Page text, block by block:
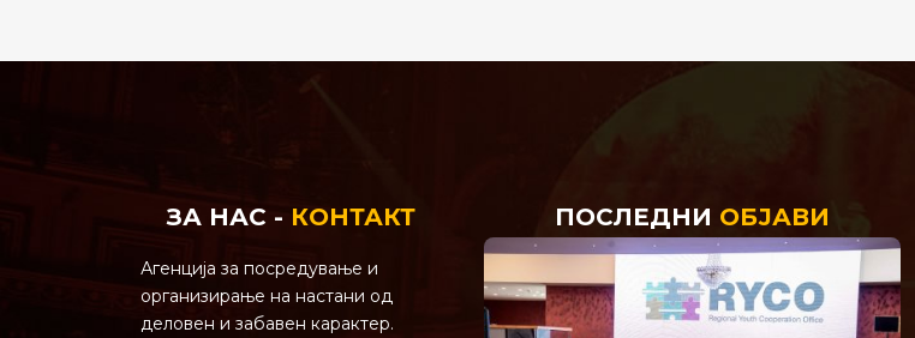
ЗА НАС - КОНТАКТ
Агенција за посредување и
организирање на настани од
деловен и забавен карактер.
ПОСЛЕДНИ ОБЈАВИ